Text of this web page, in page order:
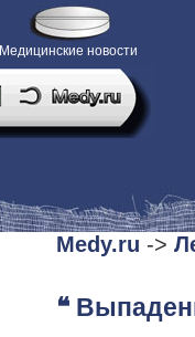
Медицинские новости
Medy.ru ->
❝